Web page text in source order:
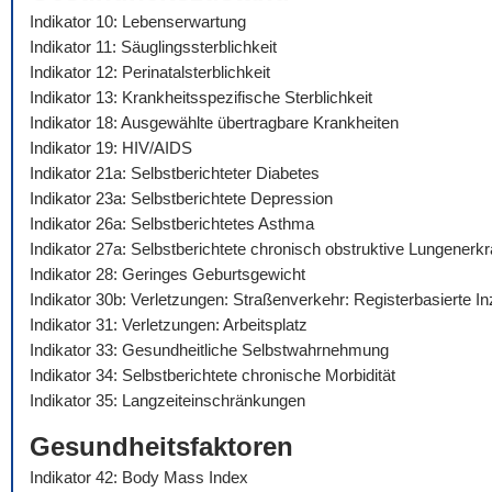
Indikator 10: Lebenserwartung
Indikator 11: Säuglingssterblichkeit
Indikator 12: Perinatalsterblichkeit
Indikator 13: Krankheitsspezifische Sterblichkeit
Indikator 18: Ausgewählte übertragbare Krankheiten
Indikator 19: HIV/AIDS
Indikator 21a: Selbstberichteter Diabetes
Indikator 23a: Selbstberichtete Depression
Indikator 26a: Selbstberichtetes Asthma
Indikator 27a: Selbstberichtete chronisch obstruktive
Indikator 28: Geringes Geburtsgewicht
Indikator 30b: Verletzungen: Straßenverkehr: Registerbasierte
Indikator 31: Verletzungen: Arbeitsplatz
Indikator 33: Gesundheitliche Selbstwahrnehmung
Indikator 34: Selbstberichtete chronische Morbidität
Indikator 35: Langzeiteinschränkungen
Gesundheitsfaktoren
Indikator 42: Body Mass Index